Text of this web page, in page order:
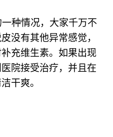
种情况，大家千万不
没有其他异常感觉，
充维生素。如果出现
院接受治疗，并且在
干爽。